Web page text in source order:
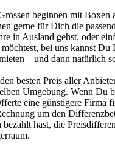
beginnen mit Boxen
gerne für Dich die
in Ausland gehst, oder
bei uns kannst Du
– und dann natürlich
besten Preis aller
Umgebung. Wenn Du
eine günstigere Firma
um den
hast, die